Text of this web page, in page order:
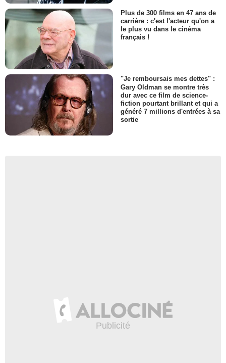
Plus de 300 films en 47 ans de
carrière : c'est l'acteur qu'on a
le plus vu dans le cinéma
français !
"Je remboursais mes dettes" :
Gary Oldman se montre très
dur avec ce film de science-
fiction pourtant brillant et qui a
généré 7 millions d'entrées à sa
sortie